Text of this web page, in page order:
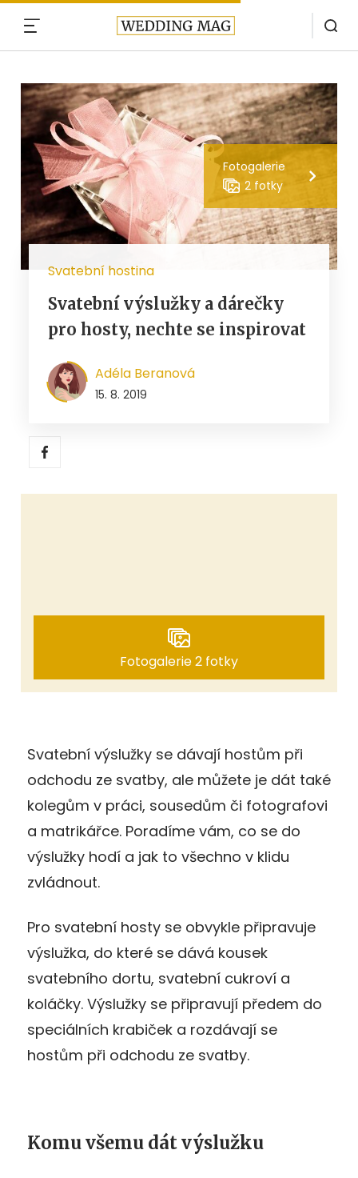
Fotogalerie
2 fotky
Svatební hostina
Svatební výslužky a dárečky
pro hosty, nechte se inspirovat
Adéla Beranová
15. 8. 2019
Fotogalerie 2 fotky
Svatební výslužky se dávají hostům při
odchodu ze svatby, ale můžete je dát také
kolegům v práci, sousedům či fotografovi
a matrikářce. Poradíme vám, co se do
výslužky hodí a jak to všechno v klidu
zvládnout.
Pro svatební hosty se obvykle připravuje
výslužka, do které se dává kousek
svatebního dortu, svatební cukroví a
koláčky. Výslužky se připravují předem do
speciálních krabiček a rozdávají se
hostům při odchodu ze svatby.
Komu všemu dát výslužku